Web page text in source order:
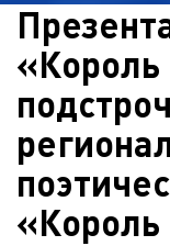
«Король